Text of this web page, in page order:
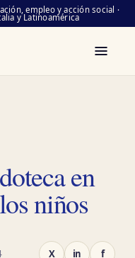
empleo y acción social ·
y Latinoamérica
en
niños
X in f